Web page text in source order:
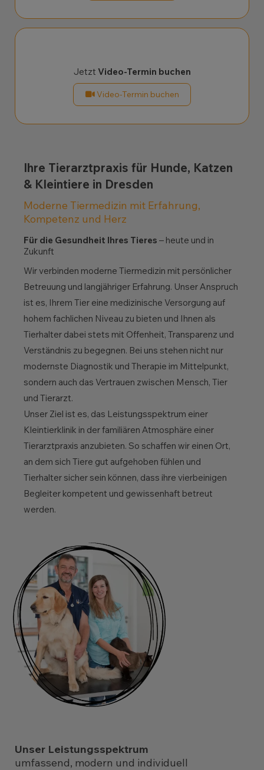
Jetzt Video-Termin buchen
Video-Termin buchen
Ihre Tierarztpraxis für Hunde, Katzen
& Kleintiere in Dresden
Moderne Tiermedizin mit Erfahrung,
Kompetenz und Herz
Für die Gesundheit Ihres Tieres – heute und in
Zukunft
Wir verbinden moderne Tiermedizin mit persönlicher
Betreuung und langjähriger Erfahrung. Unser Anspruch
ist es, Ihrem Tier eine medizinische Versorgung auf
hohem fachlichen Niveau zu bieten und Ihnen als
Tierhalter dabei stets mit Offenheit, Transparenz und
Verständnis zu begegnen. Bei uns stehen nicht nur
modernste Diagnostik und Therapie im Mittelpunkt,
sondern auch das Vertrauen zwischen Mensch, Tier
und Tierarzt.
Unser Ziel ist es, das Leistungsspektrum einer
Kleintierklinik in der familiären Atmosphäre einer
Tierarztpraxis anzubieten. So schaffen wir einen Ort,
an dem sich Tiere gut aufgehoben fühlen und
Tierhalter sicher sein können, dass ihre vierbeinigen
Begleiter kompetent und gewissenhaft betreut
werden.
Unser Leistungsspektrum
umfassend, modern und individuell